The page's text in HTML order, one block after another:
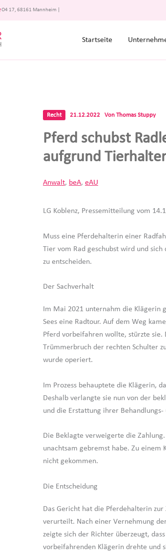
O4 17, 68161 Mannheim
Startseite
Recht 21.12.2022 Von Thomas Stuppy
Pferd schubst
aufgrund
Anwalt, beA, eAU
LG Koblenz, Pressemitteilung vom
Muss eine Pferdehalterin einer
Tier vom Rad geschubst wird und
zu entscheiden.
Der Sachverhalt
Im Mai 2021 unternahm die Klägerin
Sees eine Radtour. Auf dem Weg
Pferd vorbeifahren wollte, stürzte sie.
Trümmerbruch der rechten Schulter
wurde operiert.
Im Prozess behauptete die Klägerin,
Deshalb verlangte sie nun von der
und die Erstattung ihrer Behandlungs-
Die Beklagte verweigerte die
unachtsam gebremst habe. Zu einem
nicht gekommen.
Die Entscheidung
Das Gericht hat die Pferdehalterin zur
verurteilt. Nach einer Vernehmung
zeigte sich der Richter überzeugt,
vorbeifahrenden Klägerin drehte und